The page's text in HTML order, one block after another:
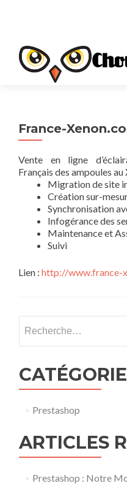
France-
Vente en ligne
Français des ampoules au
Migration de site
Création sur-
Synchronisation
Infogérance des
Maintenance et
Suivi
Lien : http://www.france-
Prestashop
ARTICLES
Prestashop : Notre